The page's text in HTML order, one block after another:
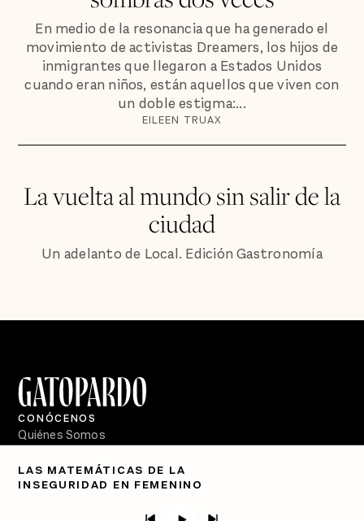
En medio de la resonancia que ha generado el
movimiento de activistas Dreamers, los hijos de
inmigrantes que llegaron a Estados Unidos
cuando eran niños, están aquellos que viven con
un doble estigma:...
EILEEN TRUAX
La vuelta al mundo sin salir de la
ciudad
Un adelanto de Local. Edición Gastronomía
LAS MATEMÁTICAS DE LA
INSEGURIDAD EN FEMENINO
CONÓCENOS
Quiénes Somos
PÓDCASTS